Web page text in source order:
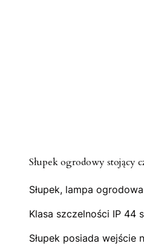
Słupek ogrodowy stojący
Słupek, lampa
Klasa szczelności IP 44
Słupek posiada